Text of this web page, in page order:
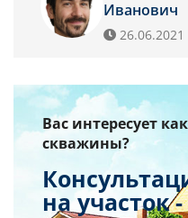
Иванович
26.06.2021
Вас интересует
скважины?
на участок